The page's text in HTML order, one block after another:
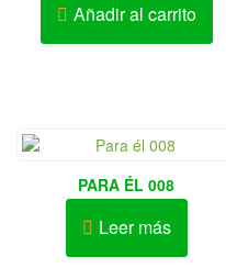
Añadir al carrito
PARA ÉL 008
Leer más